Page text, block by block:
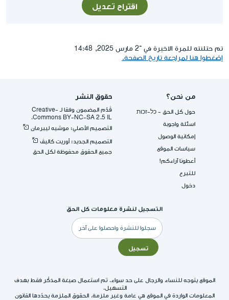
اقتراح تعديل
تم حتلنته للمرة الاخيرة في ־2 مارس 2025, 14:48
إضغطوا هنا لمراجعة تاريخ الصفحة.
من نحن؟
حول كل الحق - כל-זכות
اسئلة واجوبة
إمكانية الوصول
سياسات الموقع
أعطونا آراءكم!
للتبرع
دخول
حقوق النشر
قُدِّم المضمون وفقا لـ -Creative
Commons BY-NC-SA 2.5 IL.
التصميم الأصلي: موشيه ليبرمان
التصميم الجديد: أوريت كاليڤ
جميع الحقوق محفوظة لكل الحق
التسجيل لنشرة معلومات كل الحق
البريد
الإلكتروني
تسجيل
الموقع يتوجه للنساء والرجال على حد سواء. تم استعمال صيغة المذكّر فقط بهدف
التسهيل.
المعلومات الواردة في الموقع هي عامة وغير ملزمة. الحقوق الملزمة يحدّدها القانون